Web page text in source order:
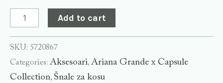
Add to cart
SKU: 5720867
Categories: Aksesoari, Ariana Grande x Capsule
Collection, Šnale za kosu